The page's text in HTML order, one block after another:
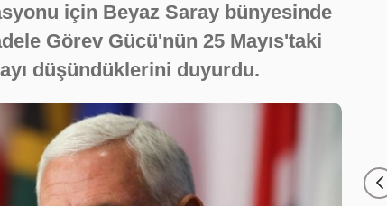
için Beyaz Saray bünyesinde
Görev Gücü'nün 25 Mayıs'taki
düşündüklerini duyurdu.